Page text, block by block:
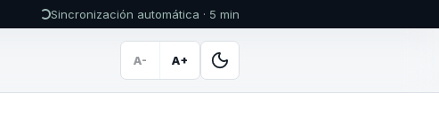
Sincronización automática · 5 min
A- A+